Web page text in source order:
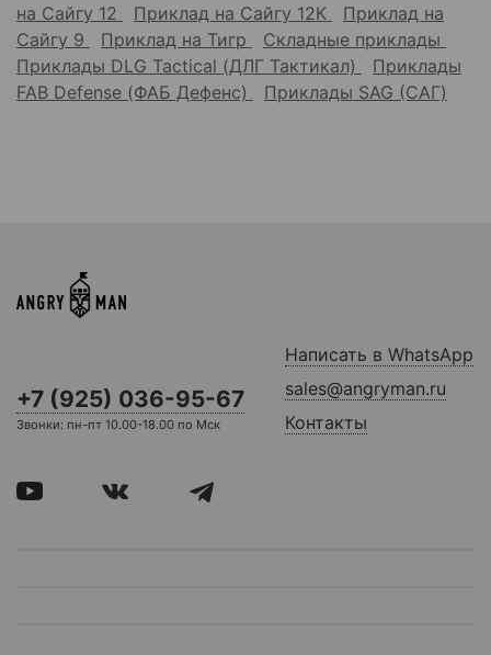
на Сайгу 12
Приклад на Сайгу 12К
Приклад на
Сайгу 9
Приклад на Тигр
Складные приклады
Приклады DLG Tactical (ДЛГ Тактикал)
Приклады
FAB Defense (ФАБ Дефенс)
Приклады SAG (САГ)
+7 (925) 036-95-67
Звонки: пн-пт 10.00-18.00 по Мск
Написать в WhatsApp
sales@angryman.ru
Контакты